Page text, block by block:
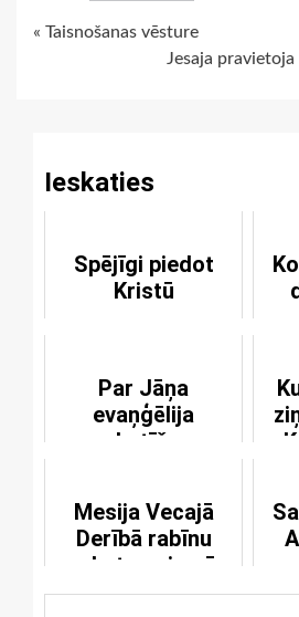
Continue
« Taisnošanas vēsture
Jesaja
Ieskaties
Spējīgi piedot
Kristū
Par Jāņa
evaņģēlija
sarakstīšanas
Mesija Vecajā
Derībā rabīnu
rakstu gaismā